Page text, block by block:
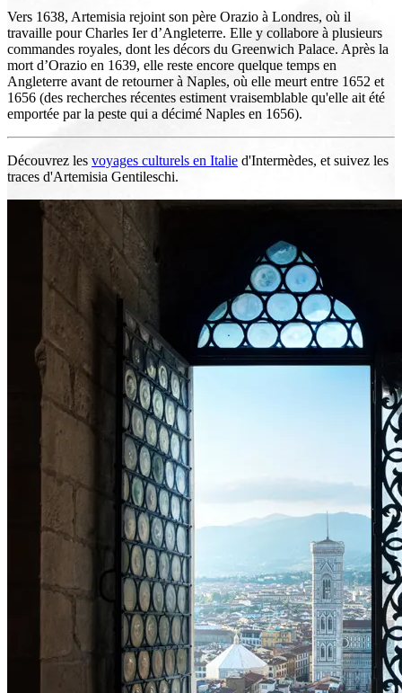
Vers 1638, Artemisia rejoint son père Orazio à Londres, où il
travaille pour Charles Ier d’Angleterre. Elle y collabore à plusieurs
commandes royales, dont les décors du Greenwich Palace. Après la
mort d’Orazio en 1639, elle reste encore quelque temps en
Angleterre avant de retourner à Naples, où elle meurt entre 1652 et
1656 (des recherches récentes estiment vraisemblable qu'elle ait été
emportée par la peste qui a décimé Naples en 1656).
Découvrez les voyages culturels en Italie d'Intermèdes, et suivez les
traces d'Artemisia Gentileschi.